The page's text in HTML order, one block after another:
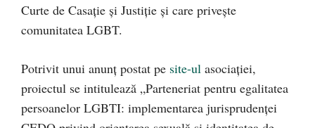
Curte de Casație și Justiție și care privește
comunitatea LGBT.
Potrivit unui anunț postat pe site-ul asociației,
proiectul se intitulează „Parteneriat pentru egalitatea
persoanelor LGBTI: implementarea jurisprudenței